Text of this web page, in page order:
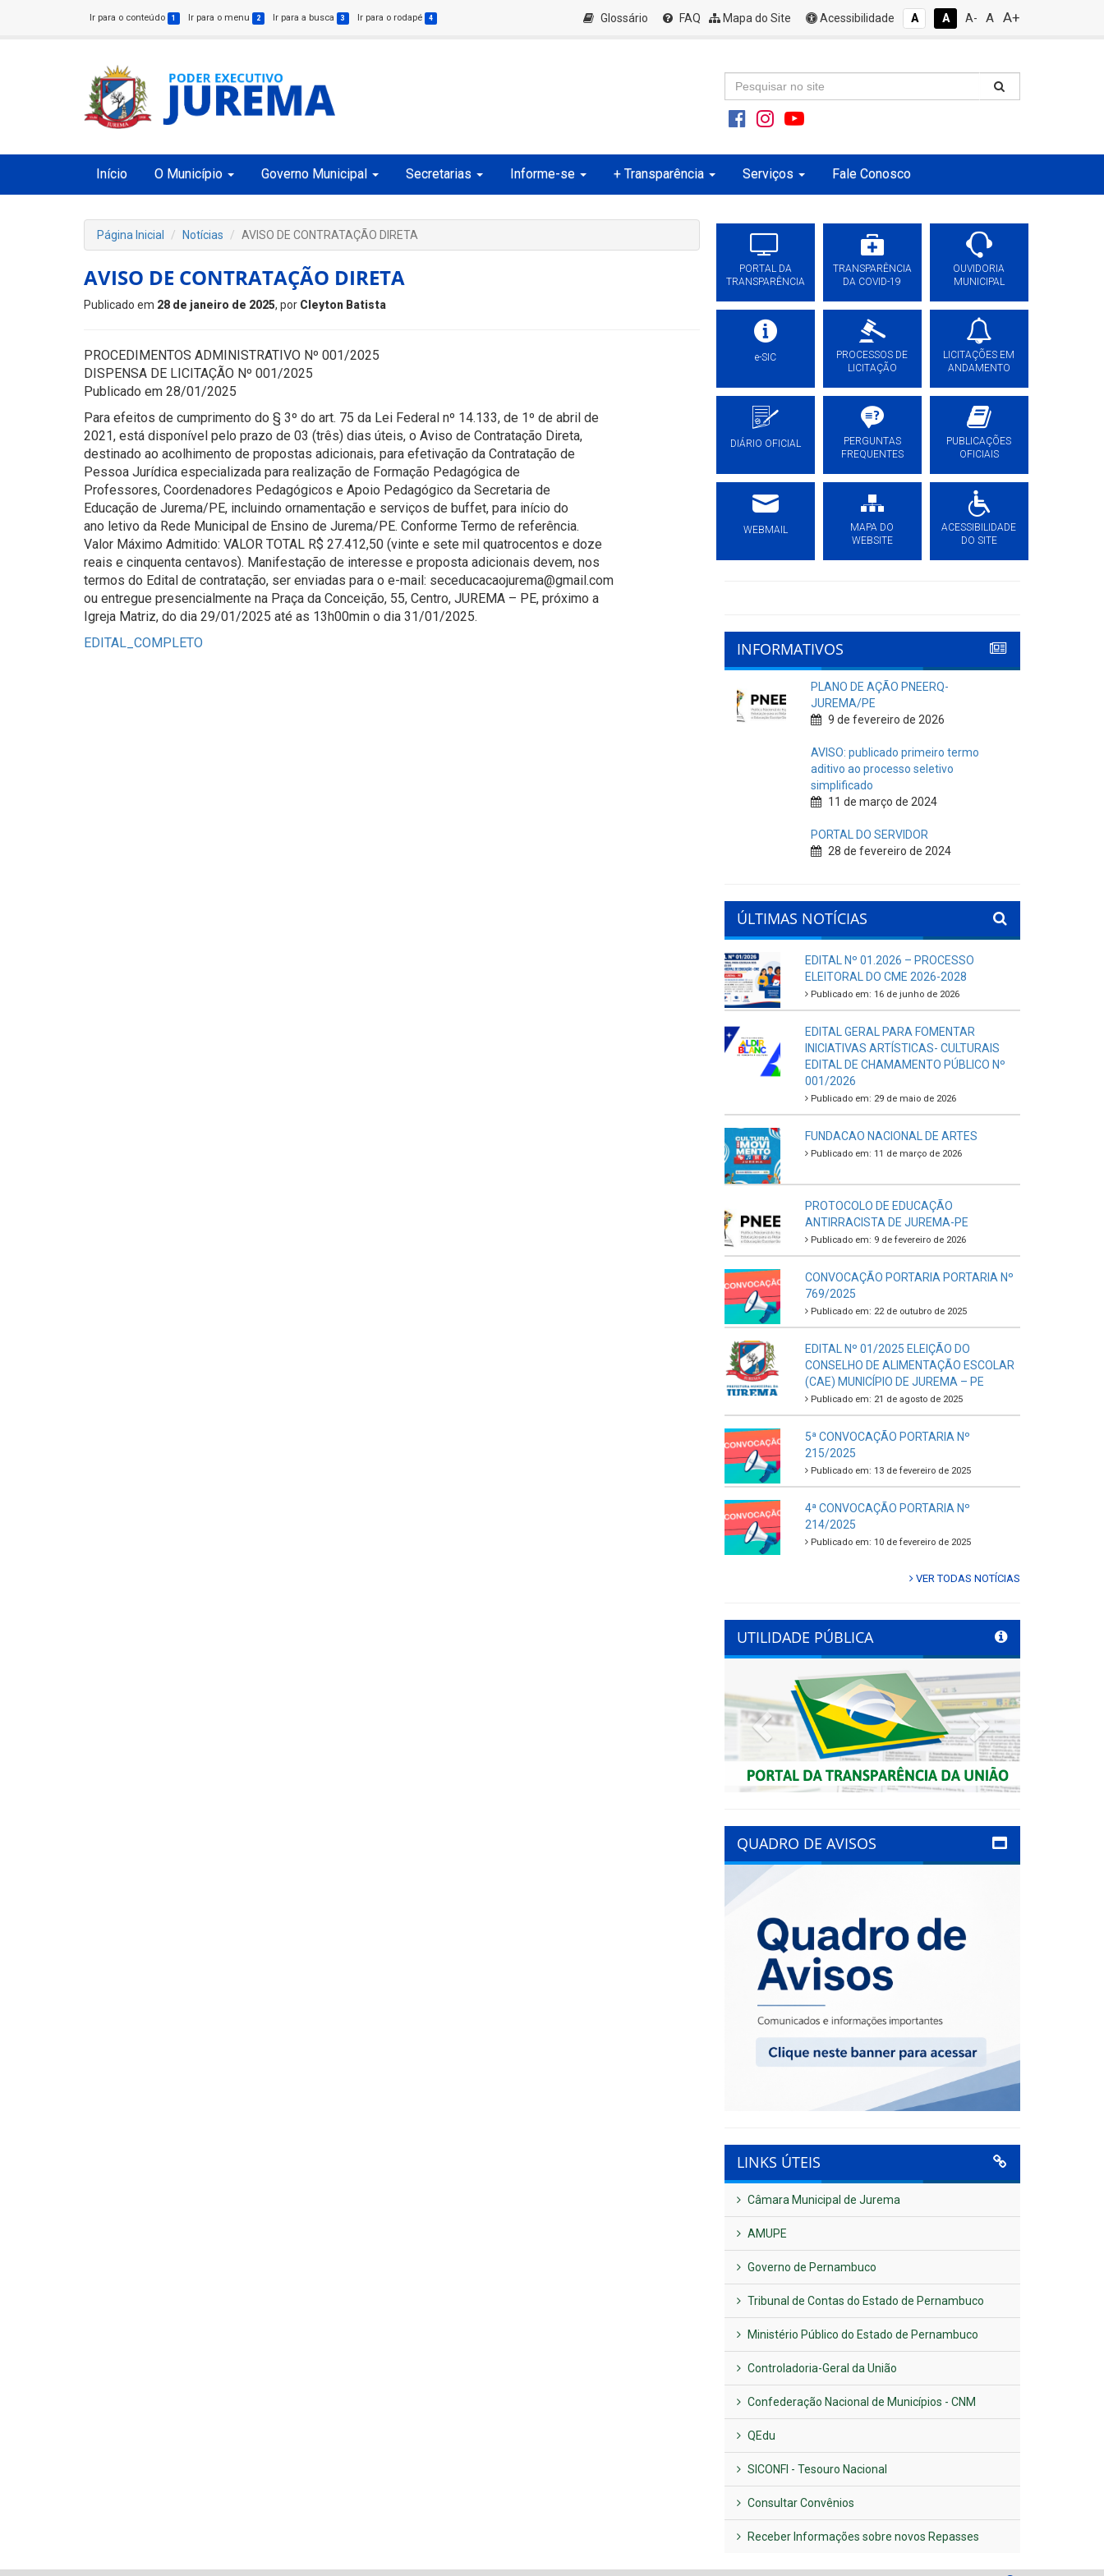
Ir para o conteúdo 1 Ir para o menu 2 Ir para a busca 3 Ir para o rodapé 4 Glossário FAQ Mapa do Site Acessibilidade A A A- A A+
Início O Município Governo Municipal Secretarias Informe-se + Transparência Serviços Fale Conosco
Página Inicial Notícias AVISO DE CONTRATAÇÃO DIRETA
AVISO DE CONTRATAÇÃO DIRETA
Publicado em 28 de janeiro de 2025, por Cleyton Batista
PROCEDIMENTOS ADMINISTRATIVO Nº 001/2025
DISPENSA DE LICITAÇÃO Nº 001/2025
Publicado em 28/01/2025
Para efeitos de cumprimento do § 3º do art. 75 da Lei Federal nº 14.133, de 1º de abril de
2021, está disponível pelo prazo de 03 (três) dias úteis, o Aviso de Contratação Direta,
destinado ao acolhimento de propostas adicionais, para efetivação da Contratação de
Pessoa Jurídica especializada para realização de Formação Pedagógica de
Professores, Coordenadores Pedagógicos e Apoio Pedagógico da Secretaria de
Educação de Jurema/PE, incluindo ornamentação e serviços de buffet, para início do
ano letivo da Rede Municipal de Ensino de Jurema/PE. Conforme Termo de referência.
Valor Máximo Admitido: VALOR TOTAL R$ 27.412,50 (vinte e sete mil quatrocentos e doze
reais e cinquenta centavos). Manifestação de interesse e proposta adicionais devem, nos
termos do Edital de contratação, ser enviadas para o e-mail: seceducacaojurema@gmail.com
ou entregue presencialmente na Praça da Conceição, 55, Centro, JUREMA – PE, próximo a
Igreja Matriz, do dia 29/01/2025 até as 13h00min o dia 31/01/2025.
EDITAL_COMPLETO
PORTAL DA
TRANSPARÊNCIA
TRANSPARÊNCIA
DA COVID-19
OUVIDORIA
MUNICIPAL
e-SIC
PROCESSOS DE
LICITAÇÃO
LICITAÇÕES EM
ANDAMENTO
DIÁRIO OFICIAL
PERGUNTAS
FREQUENTES
PUBLICAÇÕES
OFICIAIS
WEBMAIL
MAPA DO
WEBSITE
ACESSIBILIDADE
DO SITE
INFORMATIVOS
PLANO DE AÇÃO PNEERQ-
JUREMA/PE
9 de fevereiro de 2026
AVISO: publicado primeiro termo
aditivo ao processo seletivo
simplificado
11 de março de 2024
PORTAL DO SERVIDOR
28 de fevereiro de 2024
ÚLTIMAS NOTÍCIAS
EDITAL Nº 01.2026 – PROCESSO
ELEITORAL DO CME 2026-2028
Publicado em: 16 de junho de 2026
EDITAL GERAL PARA FOMENTAR
INICIATIVAS ARTÍSTICAS- CULTURAIS
EDITAL DE CHAMAMENTO PÚBLICO Nº
001/2026
Publicado em: 29 de maio de 2026
FUNDACAO NACIONAL DE ARTES
Publicado em: 11 de março de 2026
PROTOCOLO DE EDUCAÇÃO
ANTIRRACISTA DE JUREMA-PE
Publicado em: 9 de fevereiro de 2026
CONVOCAÇÃO PORTARIA PORTARIA Nº
769/2025
Publicado em: 22 de outubro de 2025
EDITAL Nº 01/2025 ELEIÇÃO DO
CONSELHO DE ALIMENTAÇÃO ESCOLAR
(CAE) MUNICÍPIO DE JUREMA – PE
Publicado em: 21 de agosto de 2025
5ª CONVOCAÇÃO PORTARIA Nº
215/2025
Publicado em: 13 de fevereiro de 2025
4ª CONVOCAÇÃO PORTARIA Nº
214/2025
Publicado em: 10 de fevereiro de 2025
VER TODAS NOTÍCIAS
UTILIDADE PÚBLICA
Previous Next
QUADRO DE AVISOS
LINKS ÚTEIS
Câmara Municipal de Jurema
AMUPE
Governo de Pernambuco
Tribunal de Contas do Estado de Pernambuco
Ministério Público do Estado de Pernambuco
Controladoria-Geral da União
Confederação Nacional de Municípios - CNM
QEdu
SICONFI - Tesouro Nacional
Consultar Convênios
Receber Informações sobre novos Repasses